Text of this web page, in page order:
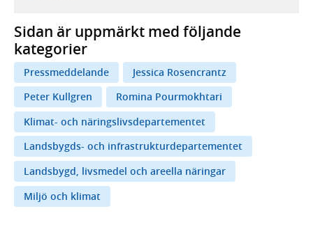
Sidan är uppmärkt med följande
kategorier
Pressmeddelande
Jessica Rosencrantz
Peter Kullgren
Romina Pourmokhtari
Klimat- och näringslivsdepartementet
Landsbygds- och infrastrukturdepartementet
Landsbygd, livsmedel och areella näringar
Miljö och klimat